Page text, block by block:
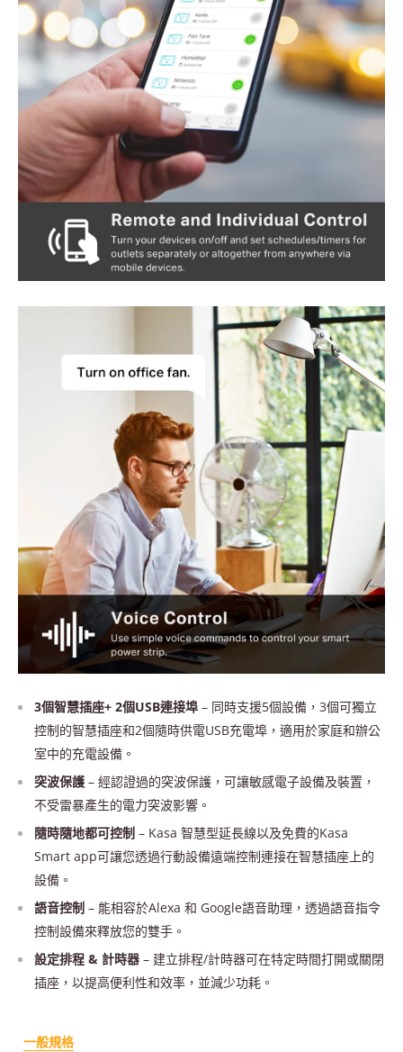
3個智慧插座+ 2個USB連接埠 – 同時支援5個設備，3個可獨立
控制的智慧插座和2個隨時供電USB充電埠，適用於家庭和辦公
室中的充電設備。
突波保護 – 經認證過的突波保護，可讓敏感電子設備及裝置，
不受雷暴產生的電力突波影響。
隨時隨地都可控制 – Kasa 智慧型延長線以及免費的Kasa
Smart app可讓您透過行動設備遠端控制連接在智慧插座上的
設備。
語音控制 – 能相容於Alexa 和 Google語音助理，透過語音指令
控制設備來釋放您的雙手。
設定排程 & 計時器 – 建立排程/計時器可在特定時間打開或關閉
插座，以提高便利性和效率，並減少功耗。
一般規格